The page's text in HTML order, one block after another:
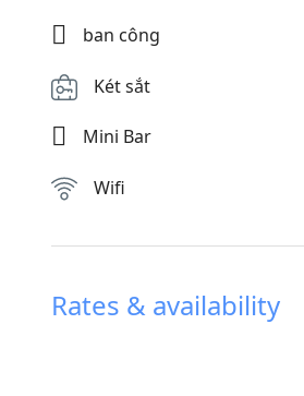
ban công
Két sắt
Mini Bar
Wifi
Rates & availability